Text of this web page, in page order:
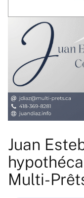
Juan
Multi-